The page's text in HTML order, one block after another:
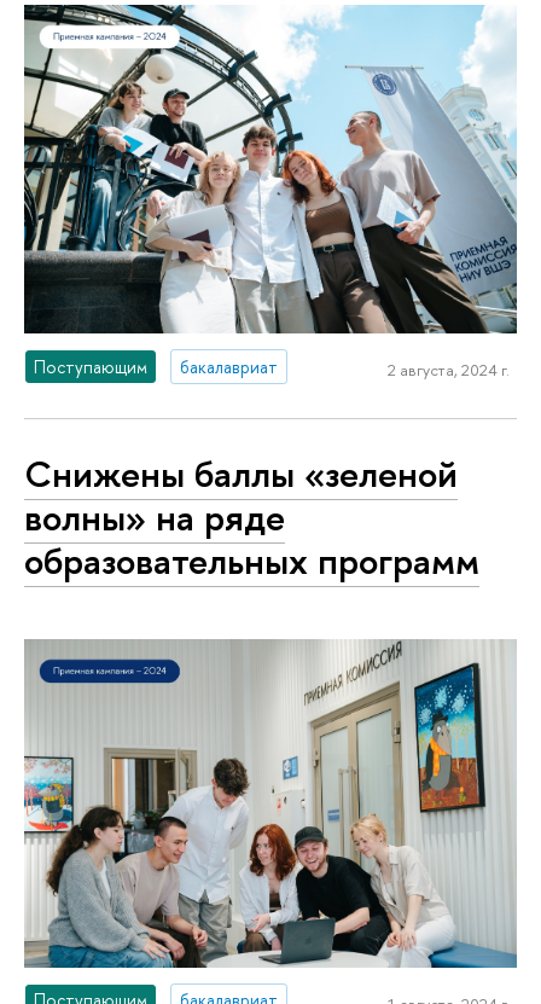
Поступающим бакалавриат 2 августа, 2024 г.
Снижены баллы «зеленой
волны» на ряде
образовательных программ